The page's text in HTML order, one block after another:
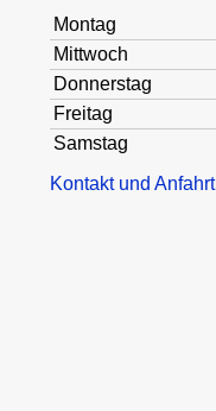
Montag
Mittwoch
Donnerstag
Freitag
Samstag
Kontakt und Anfahrt